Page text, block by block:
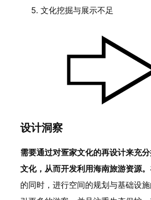
文化挖掘与展示不足
设计洞察
需要通过对疍家文化的再设计来充
文化，从而开发利用海南旅游资源。
的同时，进行空间的规划与基础设